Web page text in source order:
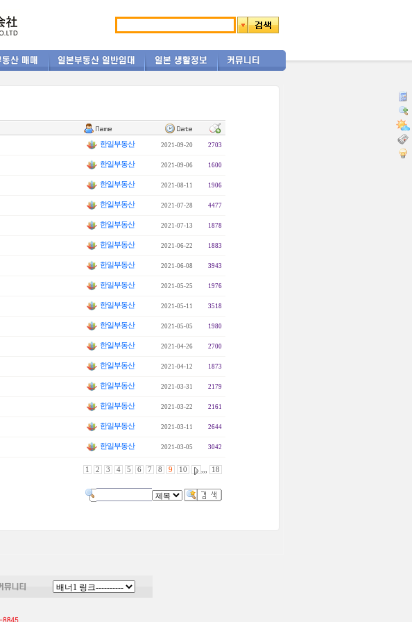
한일부동산 2021-09-20 2703
한일부동산 2021-09-06 1600
한일부동산 2021-08-11 1906
한일부동산 2021-07-28 4477
한일부동산 2021-07-13 1878
한일부동산 2021-06-22 1883
한일부동산 2021-06-08 3943
한일부동산 2021-05-25 1976
한일부동산 2021-05-11 3518
한일부동산 2021-05-05 1980
한일부동산 2021-04-26 2700
한일부동산 2021-04-12 1873
한일부동산 2021-03-31 2179
한일부동산 2021-03-22 2161
한일부동산 2021-03-11 2644
한일부동산 2021-03-05 3042
1 2 3 4 5 6 7 8 9 10 ,,, 18